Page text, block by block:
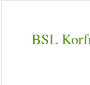
BSL